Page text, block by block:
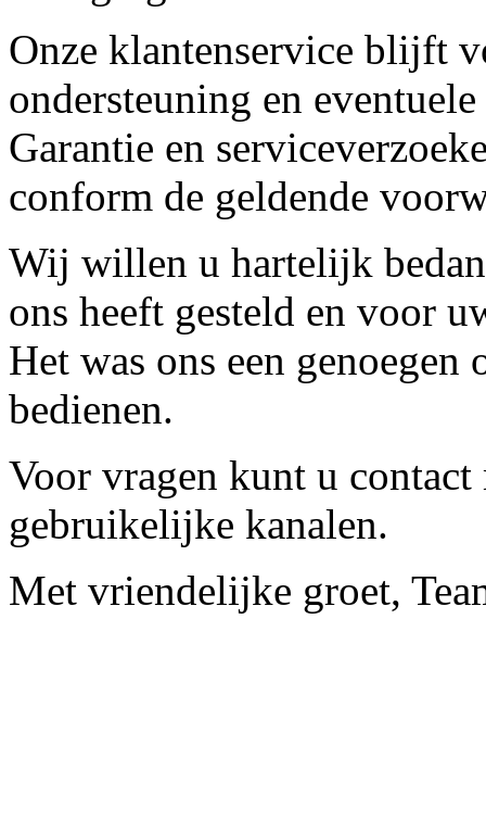
Onze klantenservice blijft
ondersteuning en
Garantie en
conform de geldende
Wij willen u hartelijk
ons heeft gesteld en voor
Het was ons een
bedienen.
Voor vragen kunt u contact
gebruikelijke kanalen.
Met vriendelijke groet,